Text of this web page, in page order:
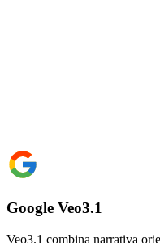
Google Veo3.1
Veo3.1 combina narrativa